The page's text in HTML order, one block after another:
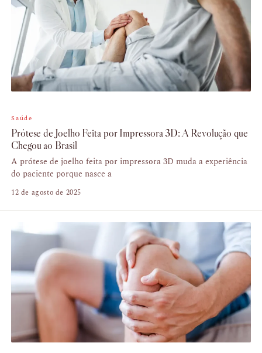
Saúde
Prótese de Joelho Feita por Impressora 3D: A Revolução que
Chegou ao Brasil
A prótese de joelho feita por impressora 3D muda a experiência
do paciente porque nasce a
12 de agosto de 2025